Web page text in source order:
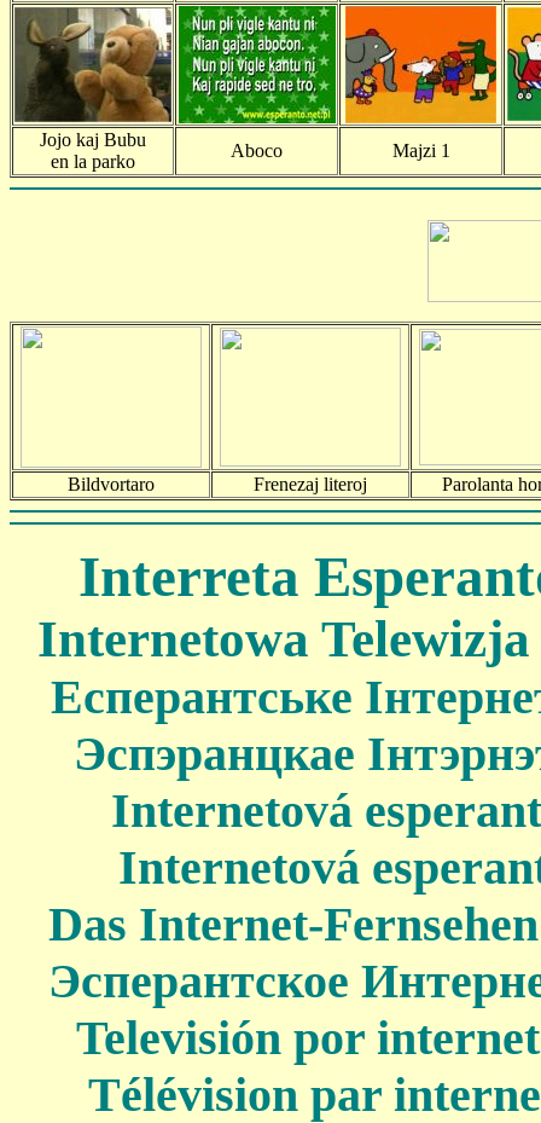
Jojo kaj Bubu
en la parko
Aboco Majzi 1
Bildvortaro Frenezaj literoj Parolanta
Interreta
Internetowa Telewizja
Есперантське
Эспэранцкае
Internetová
Internetová
Das Internet-
Эсперантское
Televisión por
Télévision par